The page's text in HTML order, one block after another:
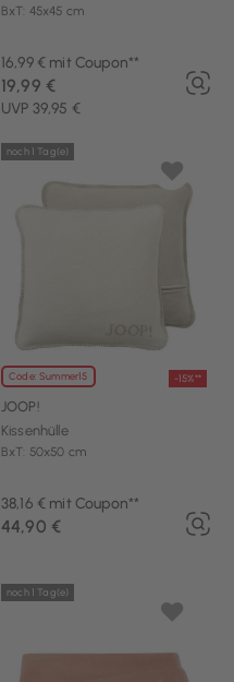
BxT: 45x45 cm
16,99 € mit Coupon**
UVP 39,95 €
19,99 €
Code: Summer15 -15%**
noch 1 Tag(e)
JOOP!
Kissenhülle
BxT: 50x50 cm
38,16 € mit Coupon**
44,90 €
noch 1 Tag(e)